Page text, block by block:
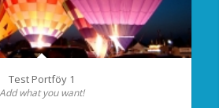
Test Portföy 1
Add what you want!